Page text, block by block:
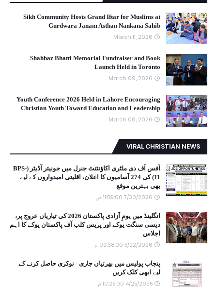
Sikh Community Hosts Grand Iftar for Muslims at
Gurdwara Janam Asthan Nankana Sahib
March 11, 2026
Shahbaz Bhatti Memorial Fundraiser and Book
Launch Held in Toronto
March 09, 2026
Youth Conference 2026 Held in Lahore Encouraging
Christian Youth Toward Education and Leadership
March 09, 2026
VIRAL CHRISTIAN NEWS
آفس آف دی ملٹری اکاؤنٹنٹ جنرل میں جونیئر آڈیٹر (BPS-
11) کی 274 آسامیوں کا اعلان، اقلیتی امیدواروں کے لیے
بھی بہترین موقع
7/30/2026 11:59:00 ص
انگلینڈ میں یومِ آزادی پاکستان 2026 کی تیاریاں عروج پر،
دیسی سنگت یوکے اور پریس کلب آف پاکستان یوکے کا اہم
اجلاس
5/22/2026 02:38:00 م
پنجاب پولیس میں بھرتیاں جاری - نوکری حاصل کرنے کے
لیے ابھی کلک کریں
4/25/2025 10:25:00 م